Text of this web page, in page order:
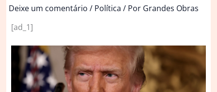
Deixe um comentário / Política / Por Grandes Obras
[ad_1]